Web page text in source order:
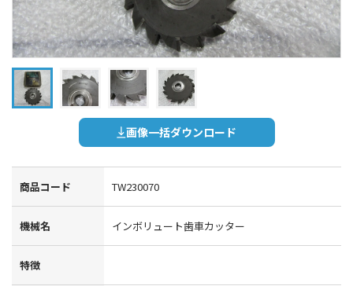
画像一括ダウンロード
商品コード TW230070
機械名 インボリュート歯車カッター
特徴